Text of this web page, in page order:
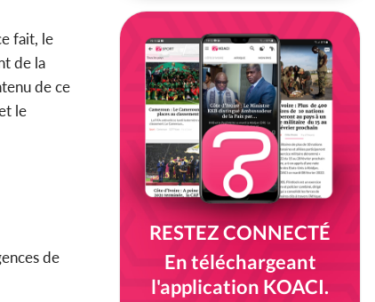
fait, le
de la
de ce
le
de
RESTEZ CONNECTÉ
En téléchargeant
l'application KOACI.